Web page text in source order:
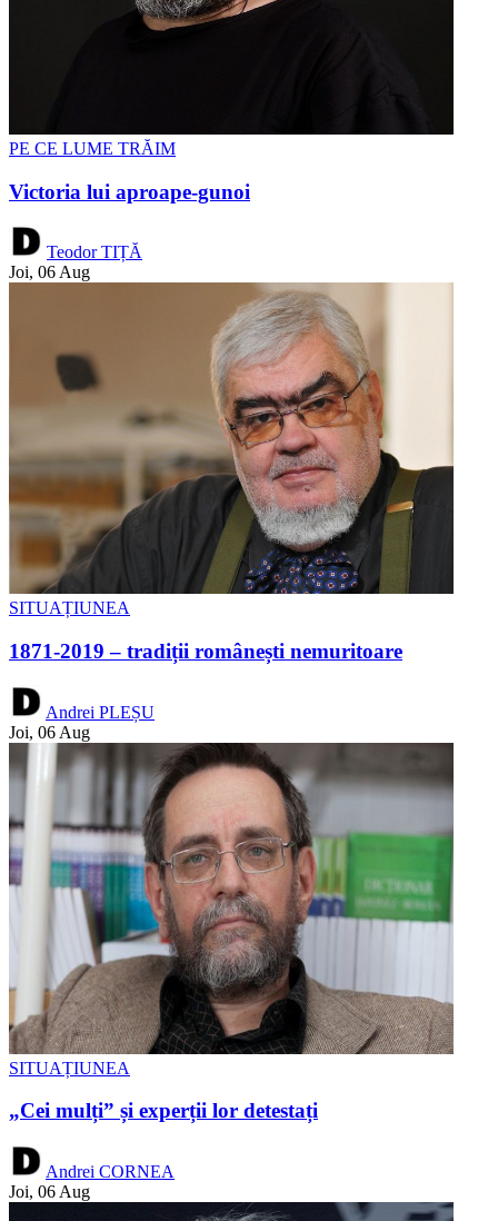
PE CE LUME TRĂIM
Victoria lui aproape-gunoi
Teodor TIȚĂ
Joi, 06 Aug
SITUAȚIUNEA
1871-2019 – tradiții românești nemuritoare
Andrei PLEȘU
Joi, 06 Aug
SITUAȚIUNEA
„Cei mulți” și experții lor detestați
Andrei CORNEA
Joi, 06 Aug